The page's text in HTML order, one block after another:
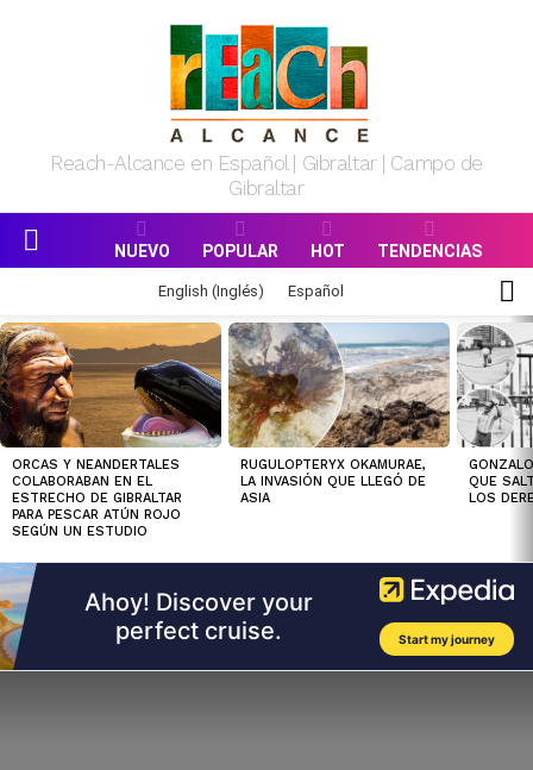
Reach-Alcance en Español | Gibraltar | Campo de
Gibraltar
NUEVO POPULAR HOT TENDENCIAS
English (Inglés) Español
MOST
VIEWED
STORIES
ORCAS Y NEANDERTALES
COLABORABAN EN EL
ESTRECHO DE GIBRALTAR
PARA PESCAR ATÚN ROJO
SEGÚN UN ESTUDIO
RUGULOPTERYX OKAMURAE,
LA INVASIÓN QUE LLEGÓ DE
ASIA
QUE
LOS